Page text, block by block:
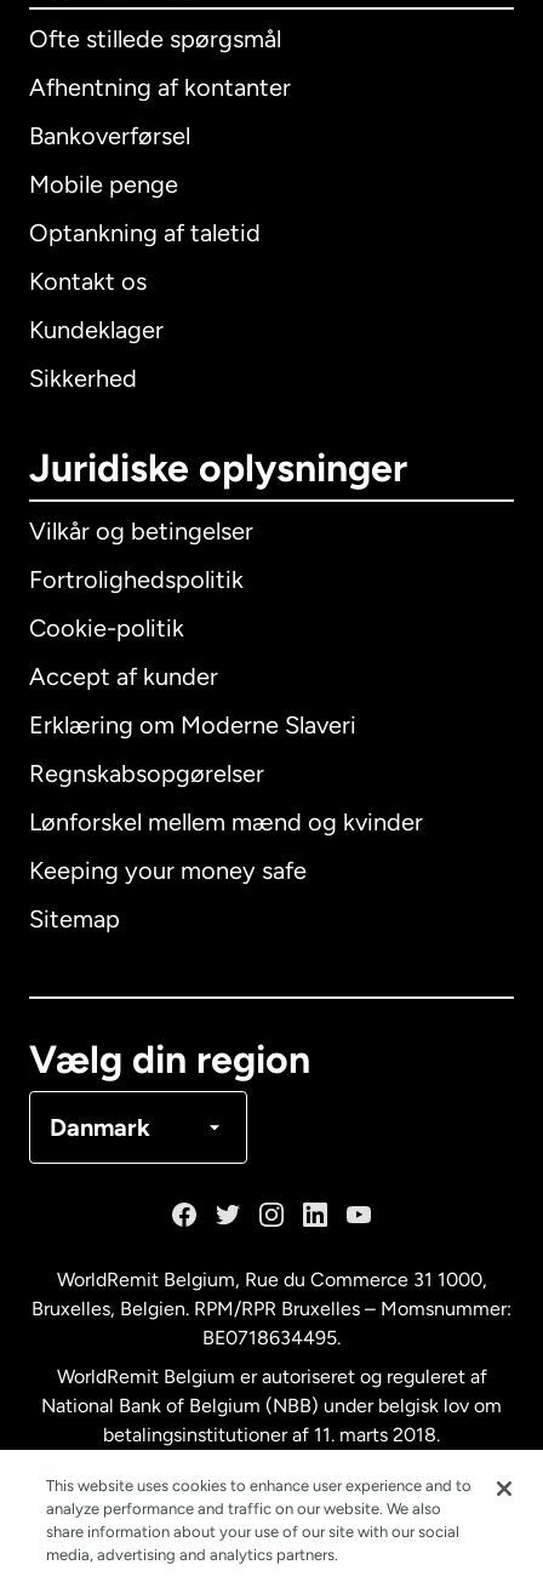
Ofte stillede spørgsmål
Afhentning af kontanter
Bankoverførsel
Mobile penge
Optankning af taletid
Kontakt os
Kundeklager
Sikkerhed
Juridiske oplysninger
Vilkår og betingelser
Fortrolighedspolitik
Cookie-politik
Accept af kunder
Erklæring om Moderne Slaveri
Regnskabsopgørelser
Lønforskel mellem mænd og kvinder
Keeping your money safe
Sitemap
Vælg din region
Danmark
International English
Australien
Malaysia
New Zealand
Spanien
Storbritannien
WorldRemit Belgium, Rue du Commerce 31 1000,
Bruxelles, Belgien. RPM/RPR Bruxelles – Momsnummer:
BE0718634495.
WorldRemit Belgium er autoriseret og reguleret af
National Bank of Belgium (NBB) under belgisk lov om
betalingsinstitutioner af 11. marts 2018.
This website uses cookies to enhance user experience and to
analyze performance and traffic on our website. We also
share information about your use of our site with our social
media, advertising and analytics partners.